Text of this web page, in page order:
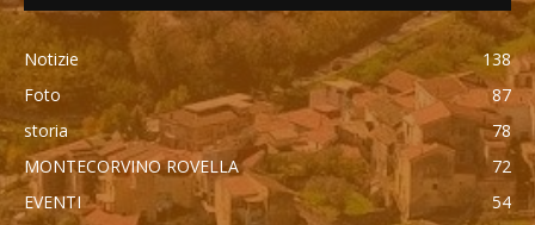
Notizie
138
Foto
87
storia
78
MONTECORVINO ROVELLA
72
EVENTI
54